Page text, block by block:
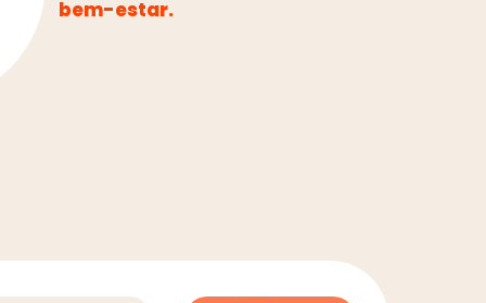
bem-estar.